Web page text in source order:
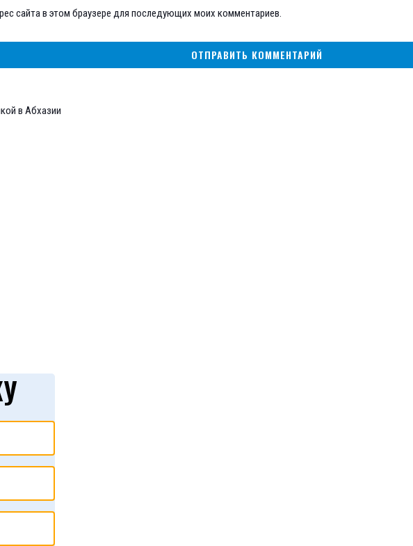
сайта в этом браузере для последующих моих комментариев.
в Абхазии